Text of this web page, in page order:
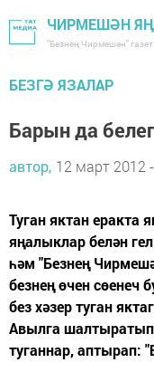
ЧИРМЕШӘН
"Безнең Чирмешән"
БЕЗГӘ ЯЗАЛАР
Барын да
автор, 12 март 2012
Туган яктан еракта
яңалыклар белән
һәм "Безнең
безнең өчен сөенеч
без хәзер туган
Авылга
туганнар, аптырап: